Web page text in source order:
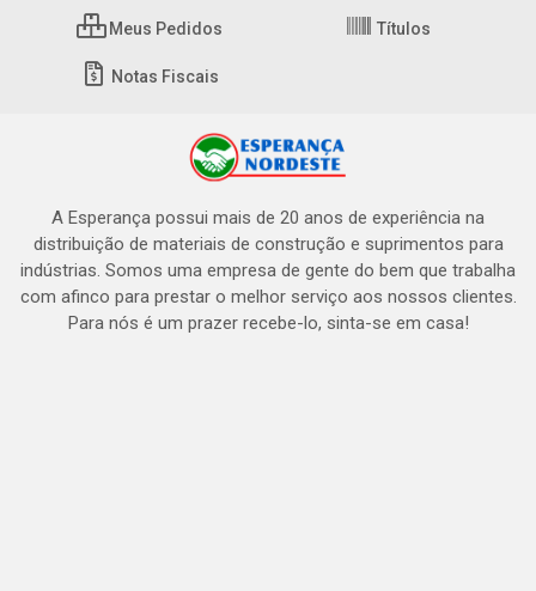
Meus Pedidos Títulos
Notas Fiscais
A Esperança possui mais de 20 anos de experiência na
distribuição de materiais de construção e suprimentos para
indústrias. Somos uma empresa de gente do bem que trabalha
com afinco para prestar o melhor serviço aos nossos clientes.
Para nós é um prazer recebe-lo, sinta-se em casa!